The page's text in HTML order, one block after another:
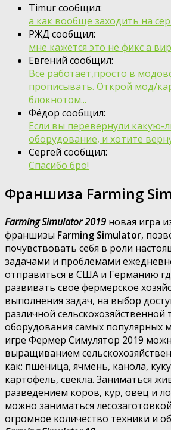
Timur сообщил:
а как вообще заходить на
РЖД сообщил:
мне кажется это не фикс а
Евгений сообщил:
Всё работает,просто в
прописывать. Открой мод/
блокнотом...
Фёдор сообщил:
Если вы перевернули какую-
оборудование, и хотите
Сергей сообщил:
Спасибо бро!
Франшиза Farming
Farming Simulator 2019 новая игра
франшизы Farming Simulator,
почувствовать себя в роли
задачами и проблемами
отправиться в США и Германию
развивать свое фермерское
выполнения задач, на выбор
различной сельскохозяйственной
оборудования самых популярных
игре Фермер Симулятор 2019
выращиванием
как: пшеница, ячмень, канола,
картофель, свекла. Заниматься
разведением коров, кур, овец и
можно заниматься
огромное количество техники и